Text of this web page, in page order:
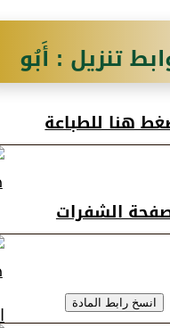
تنزيل : أَبُو
السَّهْمِيُّ
اللهِ بنُ حُذَافَةَ
هنا للطباعة
الشفرات